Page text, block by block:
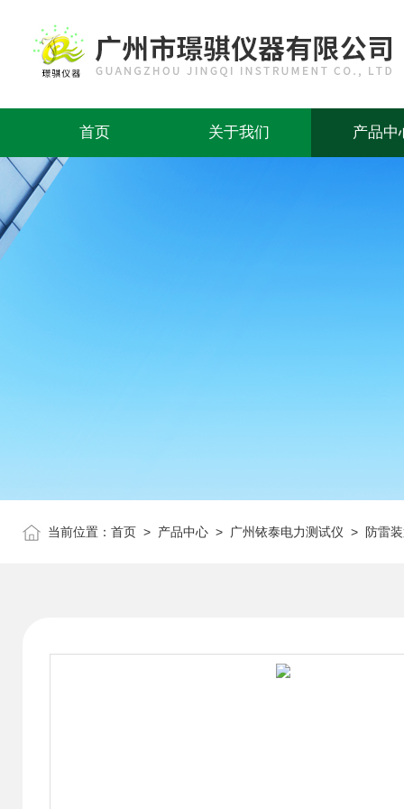
首页 关于我们 产品中
当前位置： 首页 > 产品中心 > 广州铱泰电力测试仪 > 防雷